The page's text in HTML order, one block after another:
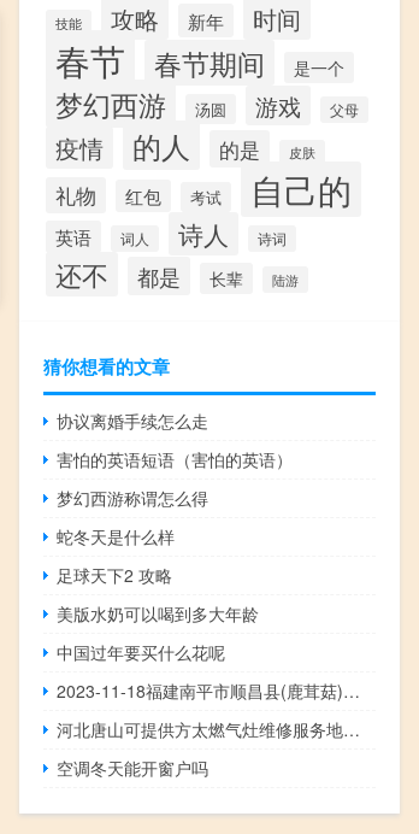
技能 攻略 新年 时间
春节 春节期间 是一个
梦幻西游 汤圆 游戏 父母
疫情 的人 的是 皮肤
礼物 红包 考试 自己的
英语 词人 诗人 诗词
还不 都是 长辈 陆游
猜你想看的文章
协议离婚手续怎么走
害怕的英语短语（害怕的英语）
梦幻西游称谓怎么得
蛇冬天是什么样
足球天下2 攻略
美版水奶可以喝到多大年龄
中国过年要买什么花呢
2023-11-18福建南平市顺昌县(鹿茸菇)的报价是多少
河北唐山可提供方太燃气灶维修服务地址在哪
空调冬天能开窗户吗